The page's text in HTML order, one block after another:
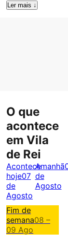
Ler mais ↓
O que
acontece
em Vila
de Rei
Acontece
hoje07
de
Agosto
Amanhã
de
Agosto
Fim de
semana08 –
09 Ago